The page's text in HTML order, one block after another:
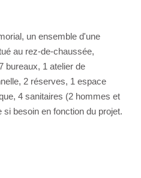
un ensemble d'une
au rez-de-chaussée,
bureaux, 1 atelier de
2 réserves, 1 espace
4 sanitaires (2 hommes et
besoin en fonction du projet.